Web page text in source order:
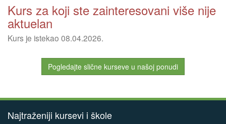
Kurs za koji ste zainteresovani više nije
aktuelan
Kurs je istekao 08.04.2026.
Pogledajte slične kurseve u našoj ponudi
Najtraženiji kursevi i škole